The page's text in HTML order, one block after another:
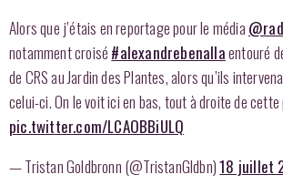
Alors que j’étais en reportage pour le média
notamment croisé #alexandrebenallaentouré
de CRS au Jardin des Plantes, alors qu’ils
celui-ci. On le voit ici en bas, tout à droite de cette
pic.twitter.com/LCAOBBiULQ
— Tristan Goldbronn (@TristanGldbn)18 juillet